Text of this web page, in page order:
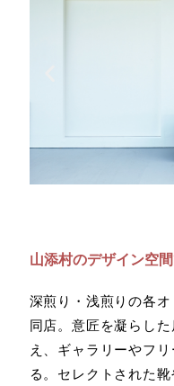
山添村のデザイン空
深煎り・浅煎りの各
同店。意匠を凝らし
え、ギャラリーやフ
る。セレクトされた